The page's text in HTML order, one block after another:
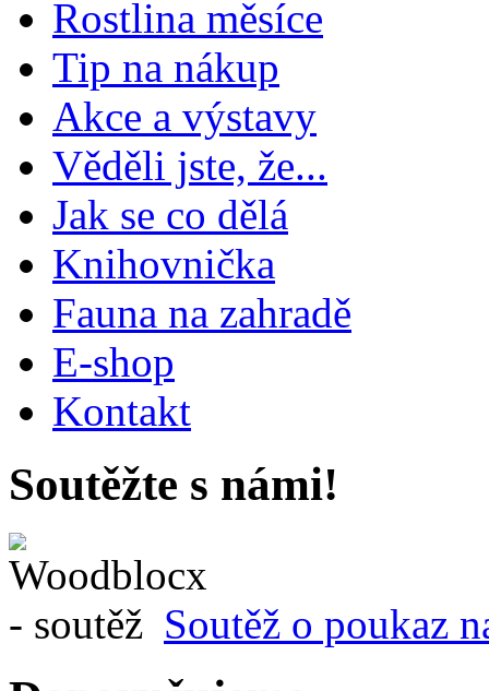
Rostlina měsíce
Tip na nákup
Akce a výstavy
Věděli jste, že...
Jak se co dělá
Knihovnička
Fauna na zahradě
E-shop
Kontakt
Soutěžte s námi!
Soutěž o poukaz